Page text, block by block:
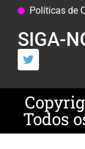
Políticas de
SIGA-
Todos